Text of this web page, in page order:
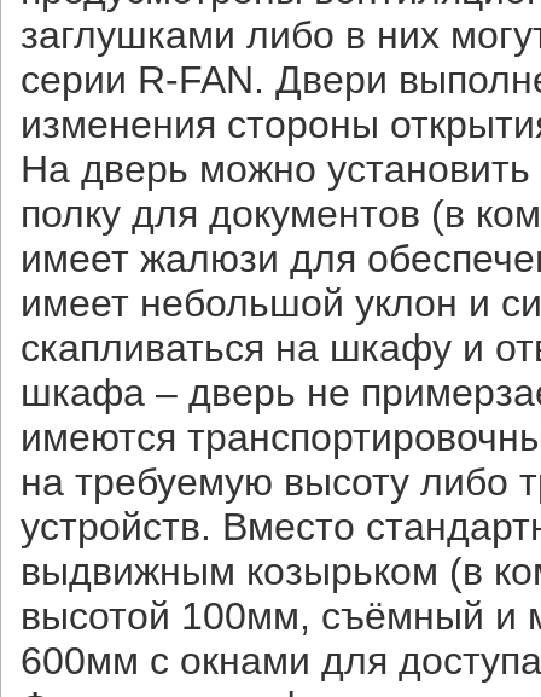
заглушками либо в них
серии R-FAN. Двери
изменения стороны
На дверь можно
полку для документов (в
имеет жалюзи для
имеет небольшой уклон и
скапливаться на шкафу и
шкафа – дверь не
имеются
на требуемую высоту либо
устройств. Вместо
выдвижным козырьком (в
высотой 100мм, съёмный и
600мм с окнами для